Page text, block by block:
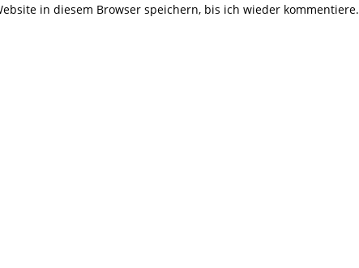
in diesem Browser speichern, bis ich wieder kommentiere.